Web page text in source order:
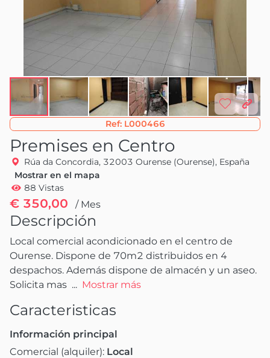
Ref: L000466
Premises en Centro
Rúa da Concordia, 32003 Ourense (Ourense), España
Mostrar en el mapa
88 Vistas
€ 350,00 / Mes
Descripción
Local comercial acondicionado en el centro de
Ourense. Dispone de 70m2 distribuidos en 4
despachos. Además dispone de almacén y un aseo.
Solicita mas ... Mostrar más
Caracteristicas
Información principal
Comercial (alquiler): Local